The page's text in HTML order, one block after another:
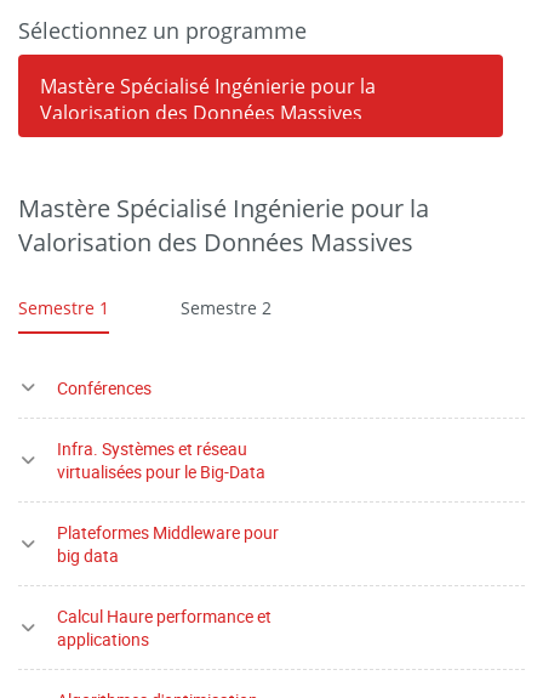
Sélectionnez un programme
Mastère Spécialisé Ingénierie pour la
Valorisation des Données Massives
Mastère Spécialisé Ingénierie pour la
Valorisation des Données Massives
Semestre 1 Semestre 2
Conférences
Infra. Systèmes et réseau
virtualisées pour le Big-Data
Plateformes Middleware pour
big data
Calcul Haure performance et
applications